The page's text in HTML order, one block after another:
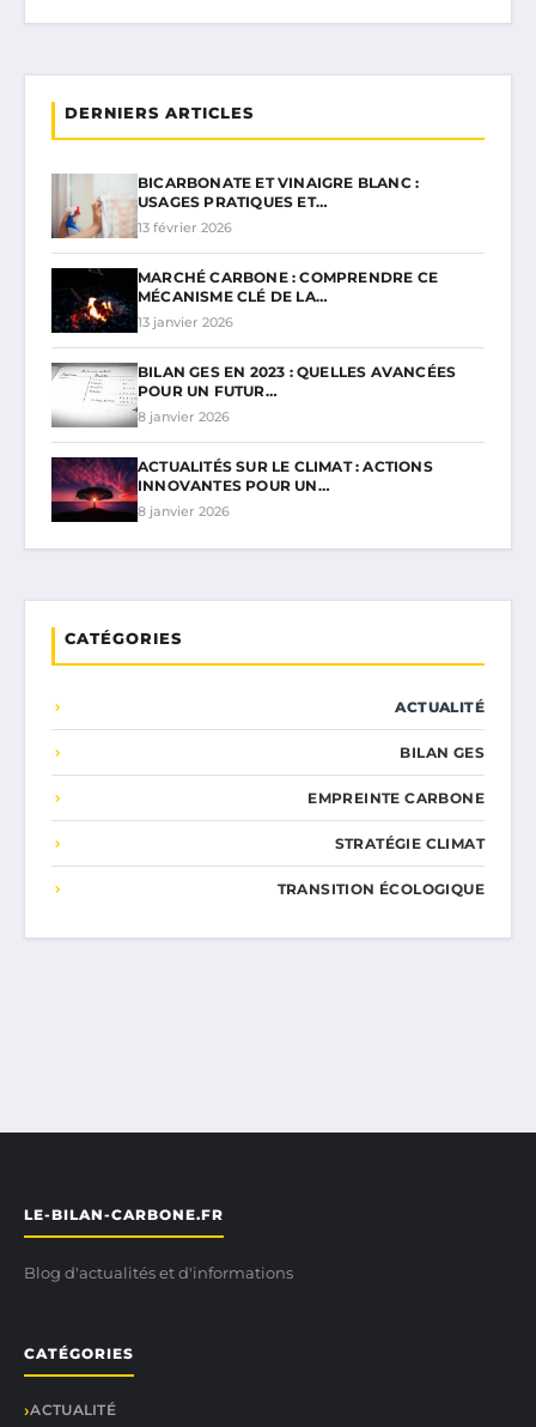
DERNIERS ARTICLES
BICARBONATE ET VINAIGRE BLANC :
USAGES PRATIQUES ET…
13 février 2026
MARCHÉ CARBONE : COMPRENDRE CE
MÉCANISME CLÉ DE LA…
13 janvier 2026
BILAN GES EN 2023 : QUELLES AVANCÉES
POUR UN FUTUR…
8 janvier 2026
ACTUALITÉS SUR LE CLIMAT : ACTIONS
INNOVANTES POUR UN…
8 janvier 2026
CATÉGORIES
ACTUALITÉ
BILAN GES
EMPREINTE CARBONE
STRATÉGIE CLIMAT
TRANSITION ÉCOLOGIQUE
LE-BILAN-CARBONE.FR
Blog d'actualités et d'informations
CATÉGORIES
ACTUALITÉ